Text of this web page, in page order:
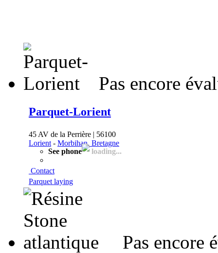
Pas encore
Parquet-Lorient
45 AV de la Perrière | 56100
Lorient - Morbihan, Bretagne
See phone
loading...
Contact
Parquet laying
Pas encore